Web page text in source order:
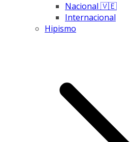
Nacional 🇻🇪
Internacional
Hipismo